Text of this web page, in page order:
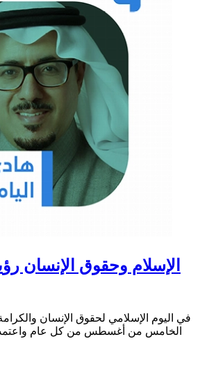
الإسلام وحقوق الإنسان
في اليوم الإسلامي لحقوق الإنسان
الخامس من أغسطس من كل عام